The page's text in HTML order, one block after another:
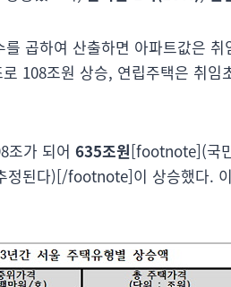
곱하여 산출하면 아파트값은
108조원 상승, 연립주택은 취임
조가 되어 635조원[footnote](국
정된다)[/footnote]이 상승했다.